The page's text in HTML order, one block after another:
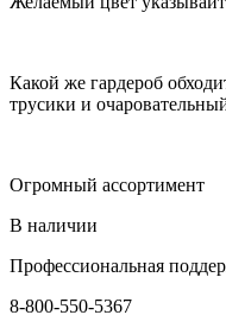
Какой же гардероб
трусики и
Огромный ассортимент
В наличии
Профессиональная
8-800-550-5367